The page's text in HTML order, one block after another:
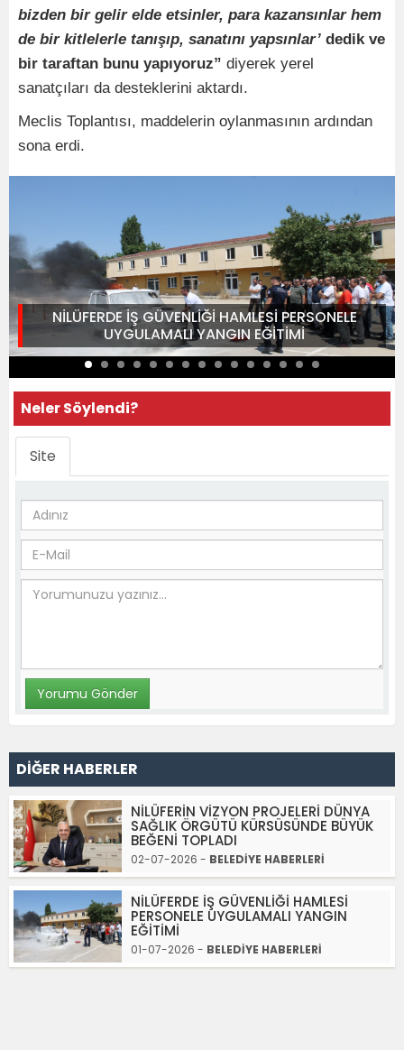
bizden bir gelir elde etsinler, para kazansınlar hem
de bir kitlelerle tanışıp, sanatını yapsınlar’ dedik ve
bir taraftan bunu yapıyoruz” diyerek yerel
sanatçıları da desteklerini aktardı.
Meclis Toplantısı, maddelerin oylanmasının ardından
sona erdi.
NİLÜFERDE İŞ GÜVENLİĞİ HAMLESİ PERSONELE
UYGULAMALI YANGIN EĞİTİMİ
Neler Söylendi?
Site
DİĞER HABERLER
NİLÜFERİN VİZYON PROJELERİ DÜNYA
SAĞLIK ÖRGÜTÜ KÜRSÜSÜNDE BÜYÜK
BEĞENİ TOPLADI
02-07-2026 - BELEDİYE HABERLERİ
NİLÜFERDE İŞ GÜVENLİĞİ HAMLESİ
PERSONELE UYGULAMALI YANGIN
EĞİTİMİ
01-07-2026 - BELEDİYE HABERLERİ